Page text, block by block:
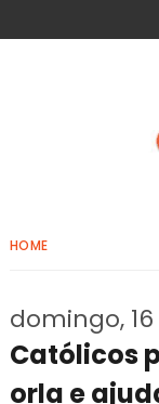
HOME
domingo,
Católicos
orla e